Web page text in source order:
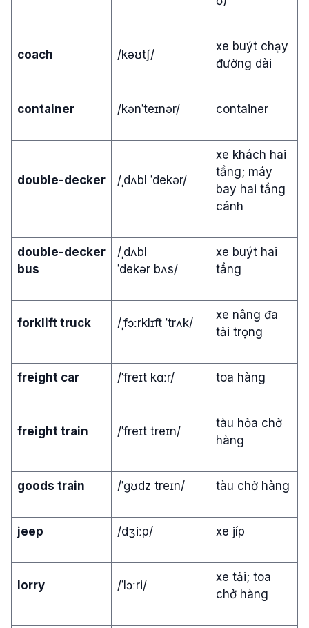
coach /kəʊtʃ/
xe buýt chạy
đường dài
container /kənˈteɪnər/ container
double-decker /ˌdʌbl ˈdekər/
xe khách hai
tầng; máy
bay hai tầng
cánh
double-decker
bus
/ˌdʌbl
ˈdekər bʌs/
xe buýt hai
tầng
forklift truck /ˌfɔːrklɪft ˈtrʌk/
xe nâng đa
tải trọng
freight car /ˈfreɪt kɑːr/ toa hàng
freight train /ˈfreɪt treɪn/
tàu hỏa chở
hàng
goods train /ˈɡʊdz treɪn/ tàu chở hàng
jeep /dʒiːp/ xe jíp
lorry /ˈlɔːri/
xe tải; toa
chở hàng